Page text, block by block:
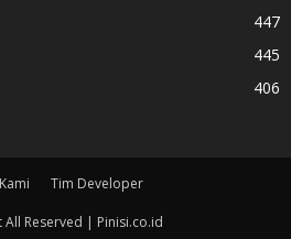
447
445
406
Tim Developer
Reserved | Pinisi.co.id